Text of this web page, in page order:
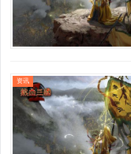
资讯